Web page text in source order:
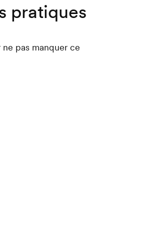
pratiques
pas manquer ce